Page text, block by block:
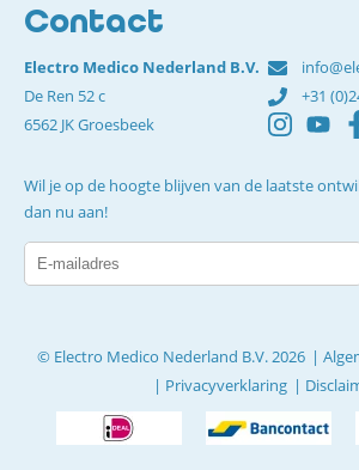
Contact
Electro Medico Nederland B.V.
De Ren 52 c
6562 JK Groesbeek
+31
Wil je op de hoogte blijven van de laatste
dan nu aan!
© Electro Medico Nederland B.V. 2026
Privacyverklaring